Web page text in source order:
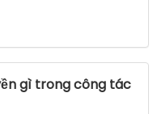
gì trong công tác